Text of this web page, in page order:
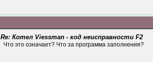
Re: Котел Viessman - код неисправности F2
Что это означает? Что за программа заполнения?